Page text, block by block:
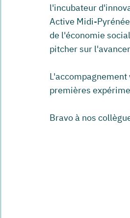
l'incubateur
Active Midi-
de l'économie
pitcher sur
premières
Bravo à nos